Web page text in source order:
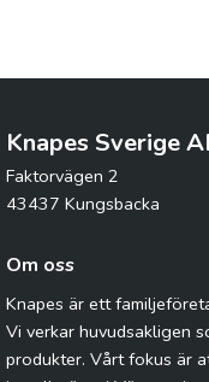
Knapes Sverige
Faktorvägen 2
43437 Kungsbacka
Om oss
Knapes är ett
Vi verkar huvudsakligen
produkter. Vårt fokus är